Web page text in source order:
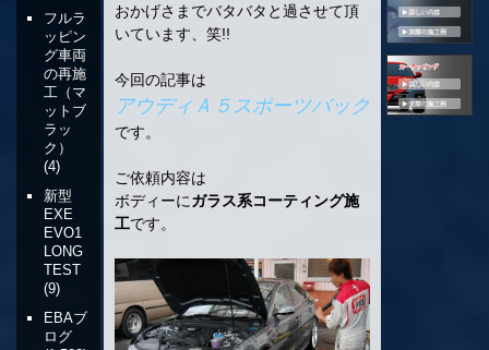
おかげさまでバタバタと過させて頂
いています、笑!!
今回の記事は
アウディＡ５スポーツバック
です。
ご依頼内容は
ボディーにガラス系コーティング施
工です。
フルラ
ッピン
グ車両
の再施
工（マ
ットブ
ラッ
ク）
(4)
新型
EXE
EVO1
LONG
TEST
(9)
EBAブ
ログ